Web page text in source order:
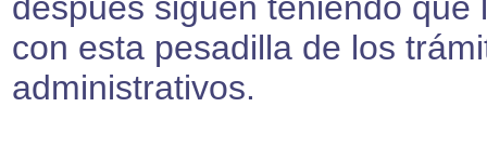
con esta pesadilla de los
administrativos.